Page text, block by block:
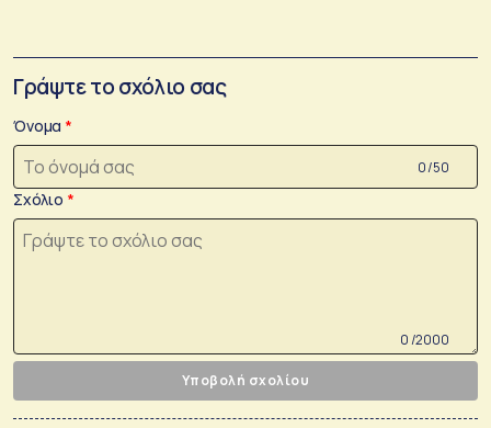
Γράψτε το σχόλιο σας
Όνομα
0 /50
Σχόλιο
0 /2000
Υποβολή σχολίου